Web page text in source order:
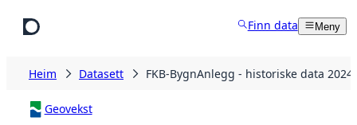
Finn data Meny
Heim Datasett FKB-BygnAnlegg - historiske data 2024
Geovekst